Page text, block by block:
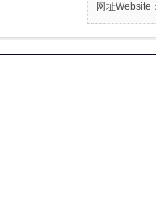
网址Website